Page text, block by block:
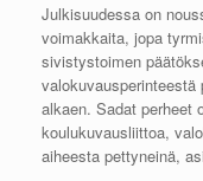
Julkisuudessa on
voimakkaita, jopa
sivistystoimen
alkaen. Sadat perheet
koulukuvausliittoa,
aiheesta pettyneinä,